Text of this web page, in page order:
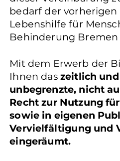
bedarf der
Lebenshilfe für
Behinderung Bremen
Mit dem Erwerb der
Ihnen das zeitlich
unbegrenzte, nicht
Recht zur Nutzung
sowie in eigenen
Vervielfältigung und
eingeräumt.